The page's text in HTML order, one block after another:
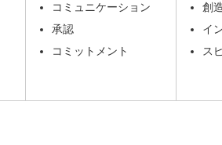
コミュニケーション
承認
コミットメント
創
イ
ス